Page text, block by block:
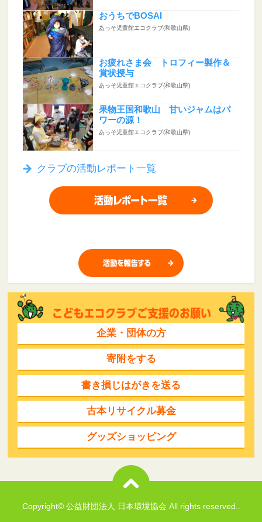
おうちでBOSAI
あっそ児童館エコクラブ(和歌山県)
お疲れさま会 トロフィー製作＆
賞状授与
あっそ児童館エコクラブ(和歌山県)
果物王国和歌山 甘いジャムはパ
ワーの源！
あっそ児童館エコクラブ(和歌山県)
クラブの活動レポート一覧
企業・団体の方
寄附をする
書き損じはがきを送る
古本リサイクル募金
グッズショッピング
Copyright© 公益財団法人 日本環境協会 All rights reserved..